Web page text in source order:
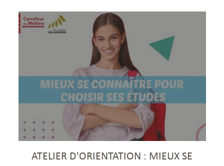
ATELIER D'ORIENTATION : MIEUX SE